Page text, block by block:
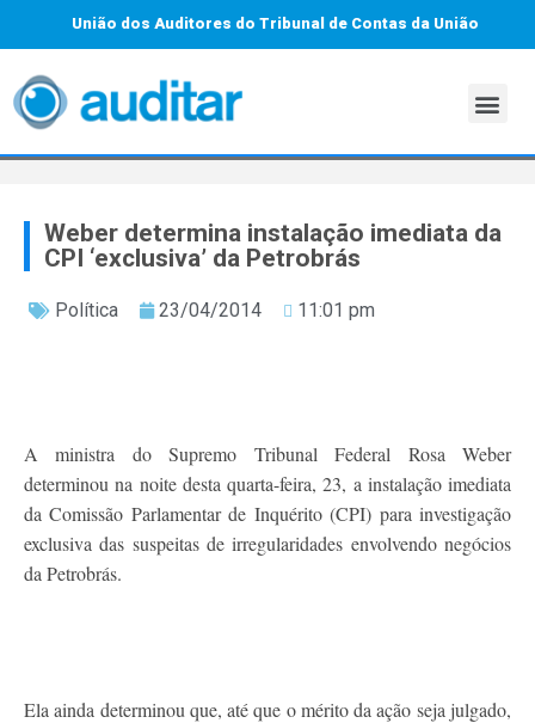
União dos Auditores do Tribunal de Contas da União
Weber determina instalação imediata da
CPI ‘exclusiva’ da Petrobrás
Política 23/04/2014 11:01 pm
A ministra do Supremo Tribunal Federal Rosa Weber
determinou na noite desta quarta-feira, 23, a instalação imediata
da Comissão Parlamentar de Inquérito (CPI) para investigação
exclusiva das suspeitas de irregularidades envolvendo negócios
da Petrobrás.
Ela ainda determinou que, até que o mérito da ação seja julgado,